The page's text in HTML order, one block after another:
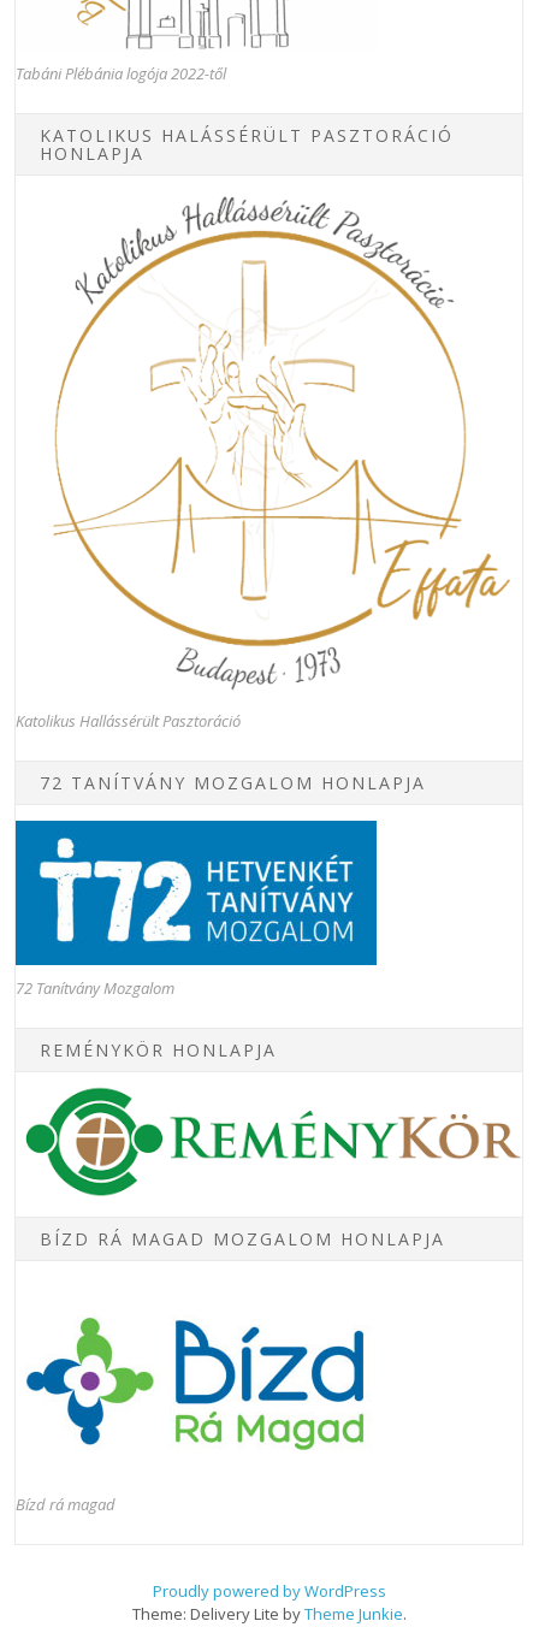
Tabáni Plébánia logója 2022-től
KATOLIKUS HALÁSSÉRÜLT PASZTORÁCIÓ
HONLAPJA
Katolikus Hallássérült Pasztoráció
72 TANÍTVÁNY MOZGALOM HONLAPJA
72 Tanítvány Mozgalom
REMÉNYKÖR HONLAPJA
BÍZD RÁ MAGAD MOZGALOM HONLAPJA
Bízd rá magad
Proudly powered by WordPress
Theme: Delivery Lite byTheme Junkie.